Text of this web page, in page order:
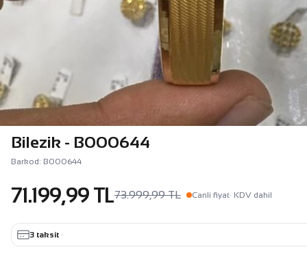
Bilezik - B000644
Barkod: B000644
71.199,99 TL73.999,99 TL Canli fiyat· KDV dahil
3 taksit ·